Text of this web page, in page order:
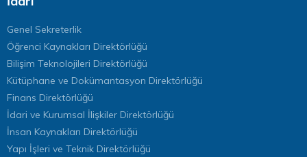
Genel Sekreterlik
Öğrenci Kaynakları Direktörlüğü
Bilişim Teknolojileri Direktörlüğü
Kütüphane ve Dokümantasyon Direktörlüğü
Finans Direktörlüğü
İdari ve Kurumsal İlişkiler Direktörlüğü
İnsan Kaynakları Direktörlüğü
Yapı İşleri ve Teknik Direktörlüğü